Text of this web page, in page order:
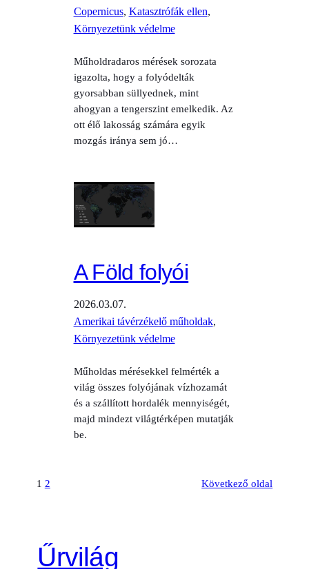
Copernicus, Katasztrófák ellen
Környezetünk védelme
Műholdradaros mérések sorozata
igazolta, hogy a folyódelták
gyorsabban süllyednek, mint
ahogyan a tengerszint emelkedik. Az
ott élő lakosság számára egyik
mozgás iránya sem jó…
A Föld folyói
2026.03.07.
Amerikai távérzékelő műholdak
Környezetünk védelme
Műholdas mérésekkel felmérték a
világ összes folyójának vízhozamát
és a szállított hordalék mennyiségét,
majd mindezt világtérképen mutatják
be.
1 2 Következő oldal
Űrvilág